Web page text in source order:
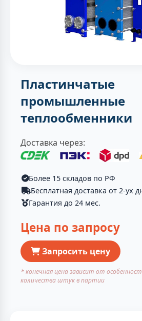
Пластинчатые
промышленные
теплообменники
Доставка через:
Более 15 складов по РФ
Бесплатная доставка от 2-ух
Гарантия до 24 мес.
Цена по запросу
Запросить цену
* конечная цена зависит от
количества штук в партии